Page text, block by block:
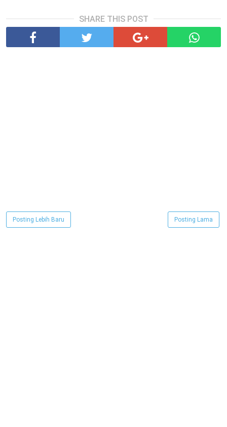
SHARE THIS POST
Posting Lebih Baru Posting Lama